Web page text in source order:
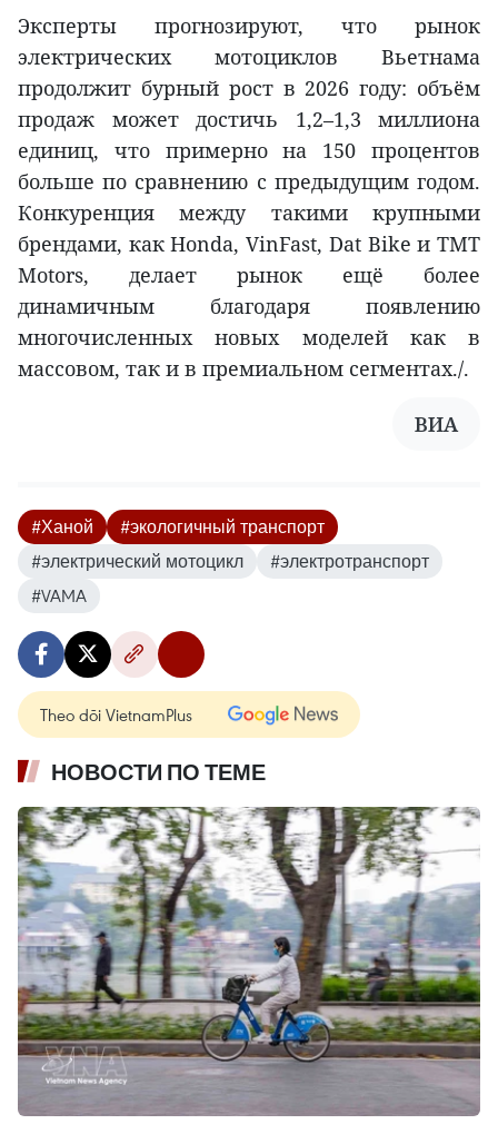
Эксперты прогнозируют, что рынок
электрических мотоциклов Вьетнама
продолжит бурный рост в 2026 году: объём
продаж может достичь 1,2–1,3 миллиона
единиц, что примерно на 150 процентов
больше по сравнению с предыдущим годом.
Конкуренция между такими крупными
брендами, как Honda, VinFast, Dat Bike и TMT
Motors, делает рынок ещё более
динамичным благодаря появлению
многочисленных новых моделей как в
массовом, так и в премиальном сегментах./.
ВИА
#Ханой
#экологичный транспорт
#электрический мотоцикл
#электротранспорт
#VAMA
Theo dõi VietnamPlus
НОВОСТИ ПО ТЕМЕ